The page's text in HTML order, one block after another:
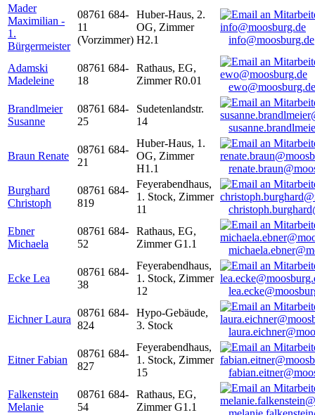
Mader
Maximilian -
1.
Bürgermeister
08761 684-
11
(Vorzimmer)
Huber-Haus, 2.
OG, Zimmer
H2.1
info@moosburg.de
Adamski
Madeleine
08761 684-
18
Rathaus, EG,
Zimmer R0.01
ewo@moosburg.de
Brandlmeier
Susanne
08761 684-
25
Sudetenlandstr.
14
Braun Renate
08761 684-
21
Huber-Haus, 1.
OG, Zimmer
H1.1
Burghard
Christoph
08761 684-
819
Feyerabendhaus,
1. Stock, Zimmer
11
Ebner
Michaela
08761 684-
52
Rathaus, EG,
Zimmer G1.1
Ecke Lea
08761 684-
38
Feyerabendhaus,
1. Stock, Zimmer
12
Eichner Laura
08761 684-
824
Hypo-Gebäude,
3. Stock
Eitner Fabian
08761 684-
827
Feyerabendhaus,
1. Stock, Zimmer
15
Falkenstein
Melanie
08761 684-
54
Rathaus, EG,
Zimmer G1.1